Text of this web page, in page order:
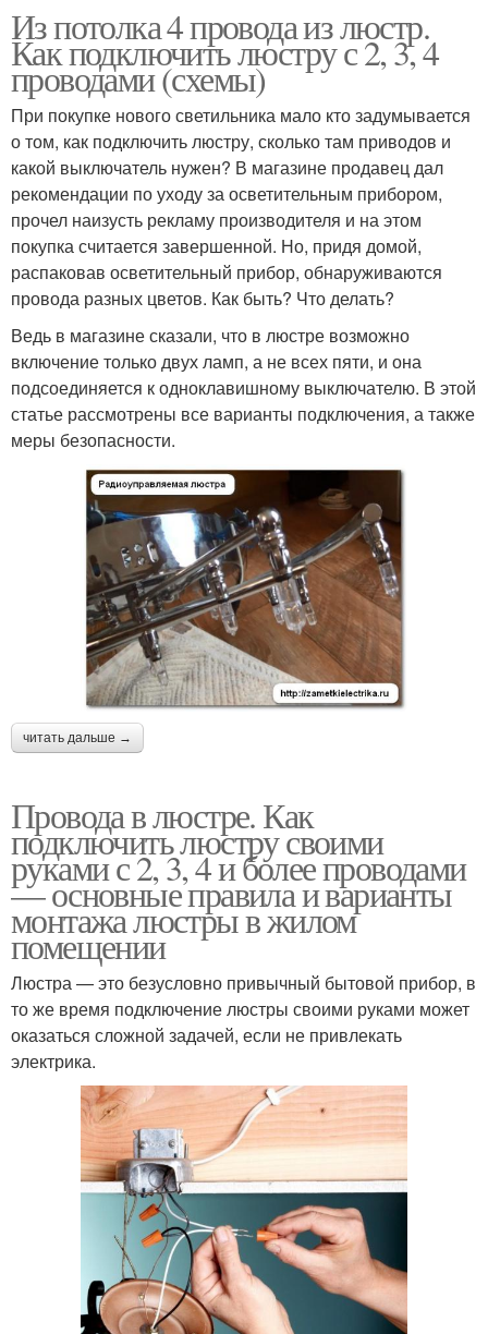
Из потолка 4 провода из люстр.
Как подключить люстру с 2, 3, 4
проводами (схемы)
При покупке нового светильника мало кто задумывается
о том, как подключить люстру, сколько там приводов и
какой выключатель нужен? В магазине продавец дал
рекомендации по уходу за осветительным прибором,
прочел наизусть рекламу производителя и на этом
покупка считается завершенной. Но, придя домой,
распаковав осветительный прибор, обнаруживаются
провода разных цветов. Как быть? Что делать?
Ведь в магазине сказали, что в люстре возможно
включение только двух ламп, а не всех пяти, и она
подсоединяется к одноклавишному выключателю. В этой
статье рассмотрены все варианты подключения, а также
меры безопасности.
читать дальше →
Провода в люстре. Как
подключить люстру своими
руками с 2, 3, 4 и более проводами
— основные правила и варианты
монтажа люстры в жилом
помещении
Люстра — это безусловно привычный бытовой прибор, в
то же время подключение люстры своими руками может
оказаться сложной задачей, если не привлекать
электрика.